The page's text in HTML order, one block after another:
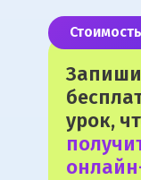
урок,
ПРОВОДИМ
ПО ИИ
ЛУЧШИМИ